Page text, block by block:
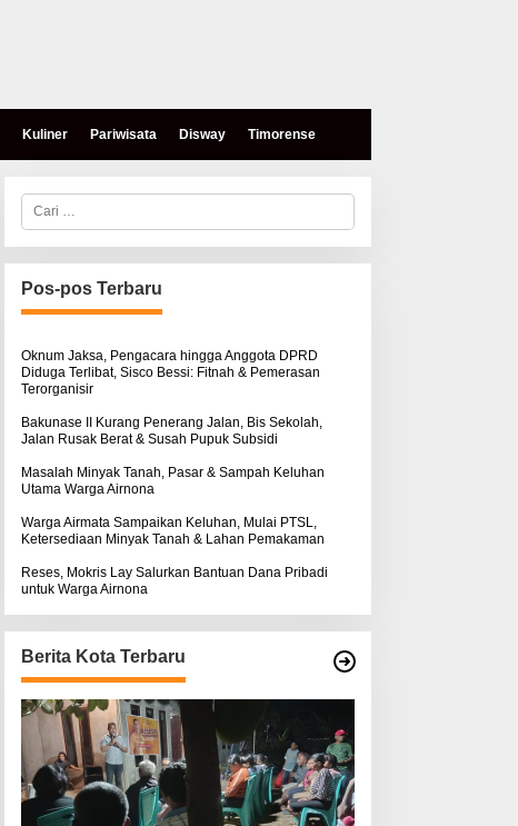
Kuliner Pariwisata Disway Timorense
C
r
i
u
n
u
:
Pos-pos Terbaru
Oknum Jaksa, Pengacara hingga Anggota DPRD
Diduga Terlibat, Sisco Bessi: Fitnah & Pemerasan
Terorganisir
Bakunase II Kurang Penerang Jalan, Bis Sekolah,
Jalan Rusak Berat & Susah Pupuk Subsidi
Masalah Minyak Tanah, Pasar & Sampah Keluhan
Utama Warga Airnona
Warga Airmata Sampaikan Keluhan, Mulai PTSL,
Ketersediaan Minyak Tanah & Lahan Pemakaman
Reses, Mokris Lay Salurkan Bantuan Dana Pribadi
untuk Warga Airnona
Berita Kota Terbaru